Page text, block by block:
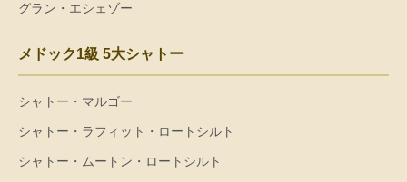
グラン・エシェゾー
メドック1級 5大シャトー
シャトー・マルゴー
シャトー・ラフィット・ロートシルト
シャトー・ムートン・ロートシルト